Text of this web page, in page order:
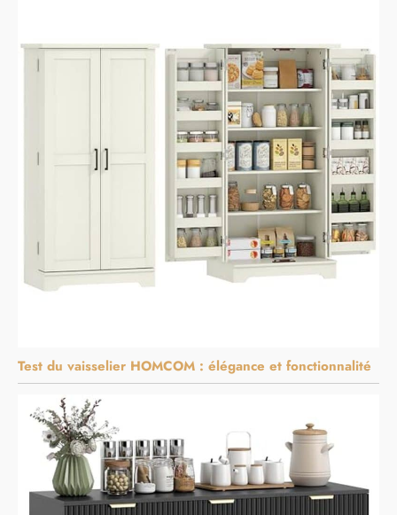
Test du vaisselier HOMCOM : élégance et fonctionnalité